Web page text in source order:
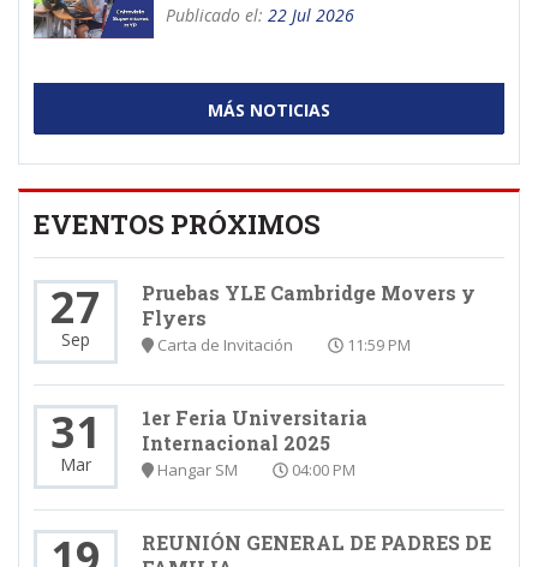
Publicado el: 22 Jul 2026
MÁS NOTICIAS
EVENTOS PRÓXIMOS
27
Sep
Pruebas YLE Cambridge Movers y
Flyers
Carta de Invitación 11:59 PM
31
Mar
1er Feria Universitaria
Internacional 2025
Hangar SM 04:00 PM
REUNIÓN GENERAL DE PADRES DE